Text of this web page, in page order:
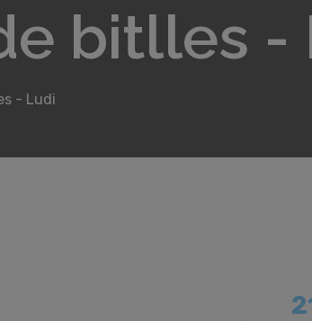
bitlles -
- Ludi